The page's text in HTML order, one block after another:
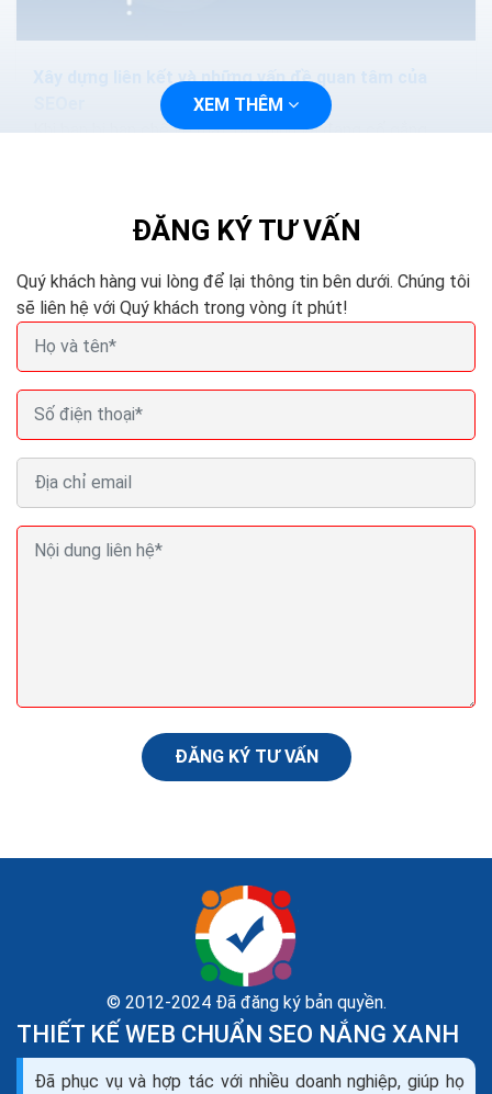
Xây dựng liên kết và những vấn đề quan tâm của
Khi bạn bị hạn chế về mặt tài chính và đang cố gắng
Liên kết nội bộ trong câu trúc website kỹ thuật seo
XEM THÊM
ĐĂNG KÝ TƯ VẤN
Quý khách hàng vui lòng để lại thông tin bên dưới. Chúng tôi
sẽ liên hệ với Quý khách trong vòng ít phút!
ĐĂNG KÝ TƯ VẤN
© 2012-2024 Đã đăng ký bản quyền.
THIẾT KẾ WEB CHUẨN SEO NẮNG XANH
Đã phục vụ và hợp tác với nhiều doanh nghiệp, giúp họ